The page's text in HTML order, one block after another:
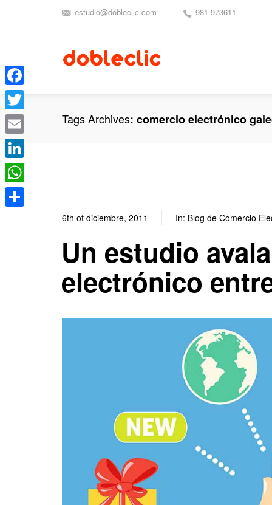
estudio@dobleclic.com 981 973611
Tags Archives comercio electrónico
6th of diciembre, 2011 In: Blog de Comercio
Un estudio
electrónico
Facebook
Twitter
Email
LinkedIn
WhatsApp